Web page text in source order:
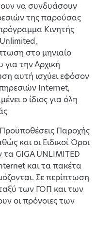
να συνδυάσουν
της παρούσας
Κινητής
στο μηνιαίο
για την Αρχική
αυτή ισχύει εφόσον
Internet,
ο ίδιος για όλη
Προϋποθέσεις Παροχής
και οι Ειδικοί Όροι
GIGA UNLIMITED
και τα πακέτα
Σε περίπτωση
των ΓΟΠ και των
οι πρόνοιες των